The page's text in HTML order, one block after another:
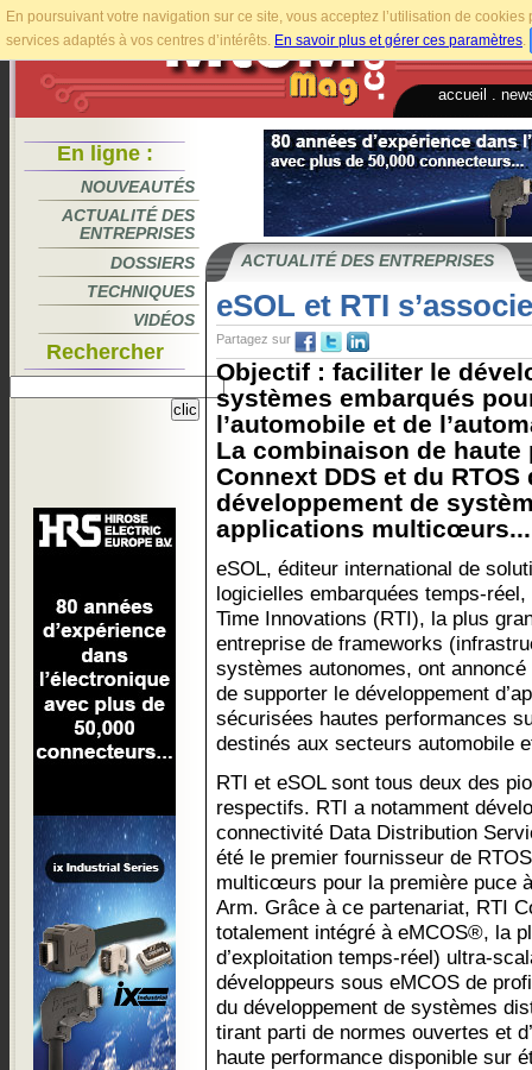
En poursuivant votre navigation sur ce site, vous acceptez l’utilisation de
services adaptés à vos centres d’intérêts. En savoir plus et gérer ces paramètres.
accueil
En ligne :
NOUVEAUTÉS
ACTUALITÉ DES
ENTREPRISES
DOSSIERS
TECHNIQUES
VIDÉOS
Rechercher
ACTUALITÉ DES ENTREPRISES
eSOL et RTI
Partagez sur
Objectif : faciliter le
systèmes embarqués
l’automobile et de
La combinaison de haute
Connext DDS et du RTOS
développement de
applications multicœurs...
eSOL, éditeur international de
logicielles embarquées temps-réel,
Time Innovations (RTI), la plus
entreprise de frameworks
systèmes autonomes, ont
de supporter le développement
sécurisées hautes performances
destinés aux secteurs automobile
RTI et eSOL sont tous deux des
respectifs. RTI a notamment
connectivité Data Distribution
été le premier fournisseur de
multicœurs pour la première puce
Arm. Grâce à ce partenariat, RTI
totalement intégré à eMCOS®, la
d’exploitation temps-réel) ultra-
développeurs sous eMCOS de
du développement de systèmes
tirant parti de normes ouvertes et
haute performance disponible sur